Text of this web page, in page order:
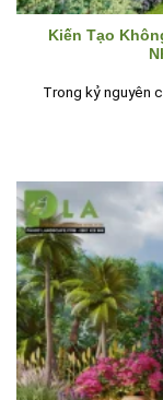
Kiến Tạo
Trong kỷ nguyên